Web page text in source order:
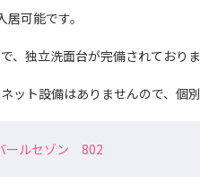
可能です。
、独立洗面台が完備されておりま
ット設備はありませんので、個別
ールセゾン 802